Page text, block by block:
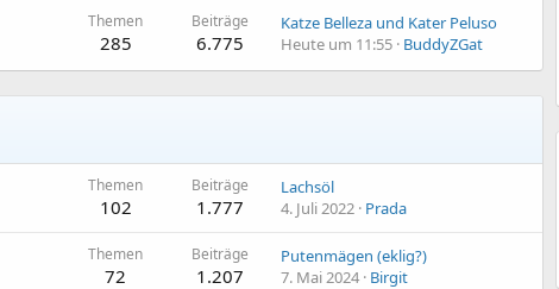
Themen
285
Beiträge
6.775
Katze Belleza und Kater Peluso
Heute um 11:55 BuddyZGat
Themen
102
Beiträge
1.777
Lachsöl
4. Juli 2022 Prada
Themen
72
Beiträge
1.207
Putenmägen (eklig?)
7. Mai 2024 Birgit